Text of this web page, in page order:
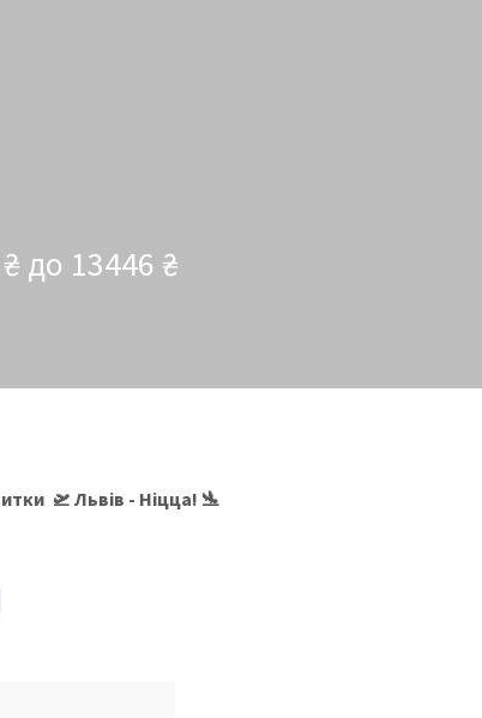
до 13446 ₴
🛫 Львів - Ніцца! 🛬